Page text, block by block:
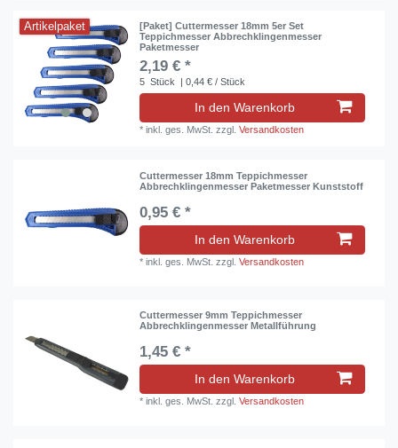
Artikelpaket
[Paket] Cuttermesser 18mm 5er Set
Teppichmesser Abbrechklingenmesser
Paketmesser
2,19 € *
5 Stück | 0,44 € / Stück
In den Warenkorb
*inkl. ges. MwSt. zzgl.Versandkosten
Cuttermesser 18mm Teppichmesser
Abbrechklingenmesser Paketmesser Kunststoff
0,95 € *
In den Warenkorb
*inkl. ges. MwSt. zzgl.Versandkosten
Cuttermesser 9mm Teppichmesser
Abbrechklingenmesser Metallführung
1,45 € *
In den Warenkorb
*inkl. ges. MwSt. zzgl.Versandkosten